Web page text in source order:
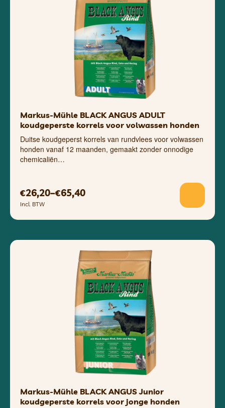
Markus-Mühle BLACK ANGUS ADULT
koudgeperste korrels voor volwassen honden
Duitse koudgeperst korrels van rundvlees voor volwassen
honden vanaf 12 maanden, gemaakt zonder onnodige
chemicaliën…
€26,20–€65,40
Incl. BTW
Markus-Mühle BLACK ANGUS Junior
koudgeperste korrels voor jonge honden